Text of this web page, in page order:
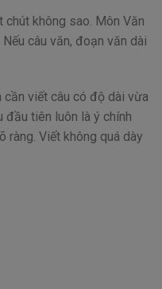
chút không sao. Môn Văn
câu văn, đoạn văn dài
cần viết câu có độ dài vừa
đầu tiên luôn là ý chính
ràng. Viết không quá dày